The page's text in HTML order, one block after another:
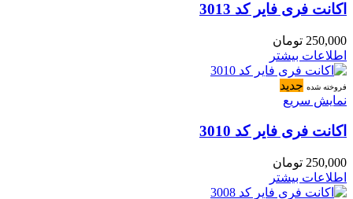
اکانت فری فایر کد 3013
250,000 تومان
اطلاعات بیشتر
فروخته شده جدید
نمایش سریع
اکانت فری فایر کد 3010
250,000 تومان
اطلاعات بیشتر